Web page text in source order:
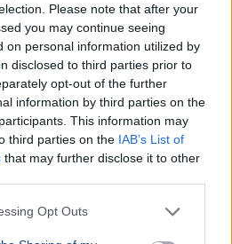
Please note that after your
you may continue seeing
on personal information utilized by
disclosed to third parties prior to
opt-out of the further
information by third parties on the
This information may
third parties on the IAB’s List of
that may further disclose it to other
Opt Outs42 új, 120 méteres
2030-tól a H5-ös, H6-os és